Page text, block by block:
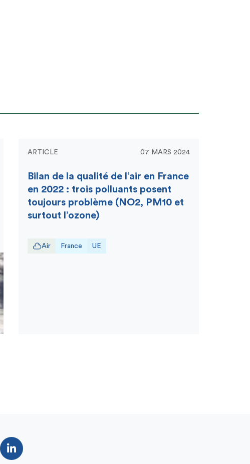
ARTICLE 07 MARS 2024
Bilan de la qualité de l’air en France
en 2022 : trois polluants posent
toujours problème (NO2, PM10 et
surtout l’ozone)
Air France UE